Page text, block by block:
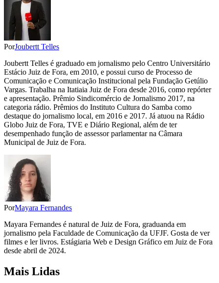
PorJoubertt Telles
Joubertt Telles é graduado em jornalismo pelo Centro Universitário
Estácio Juiz de Fora, em 2010, e possui curso de Processo de
Comunicação e Comunicação Institucional pela Fundação Getúlio
Vargas. Trabalha na Itatiaia Juiz de Fora desde 2016, como repórter
e apresentação. Prêmio Sindicomércio de Jornalismo 2017, na
categoria rádio. Prêmios do Instituto Cultura do Samba como
destaque do jornalismo local, em 2016 e 2017. Já atuou na Rádio
Globo Juiz de Fora, TVE e Diário Regional, além de ter
desempenhado função de assessor parlamentar na Câmara
Municipal de Juiz de Fora.
PorMayara Fernandes
Mayara Fernandes é natural de Juiz de Fora, graduanda em
jornalismo pela Faculdade de Comunicação da UFJF. Gosta de ver
filmes e ler livros. Estágiaria Web e Design Gráfico em Juiz de Fora
desde abril de 2024.
Mais Lidas